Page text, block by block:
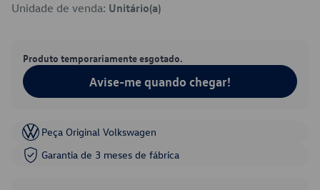
Unidade de venda: Unitário(a)
Produto temporariamente esgotado.
Avise-me quando chegar!
Peça Original Volkswagen
Garantia de 3 meses de fábrica